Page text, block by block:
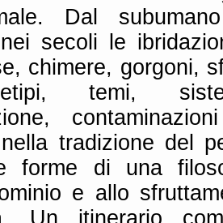
Dal
secoli le
chimere, gorgoni,
temi,
tradizione del
forme di una
e allo
Un itinerario